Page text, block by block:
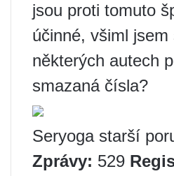
jsou proti tomuto
účinné, všiml jsem
některých autech
smazaná čísla?
Seryoga starší
Zprávy: 529